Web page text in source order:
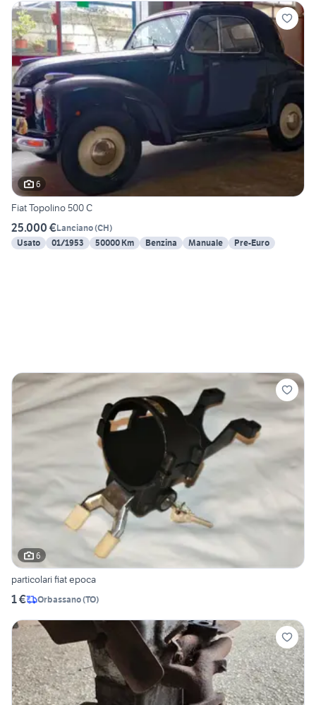
6
Fiat Topolino 500 C
25.000 €Lanciano(CH)
Usato
01/1953 50000 Km Benzina Manuale Pre-Euro
6
particolari fiat epoca
1 € Orbassano(TO)